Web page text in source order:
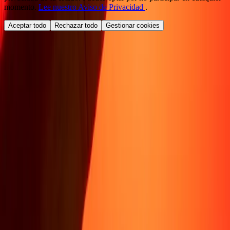
momento. Lee nuestro Aviso de Privacidad .
Aceptar todo Rechazar todo Gestionar cookies